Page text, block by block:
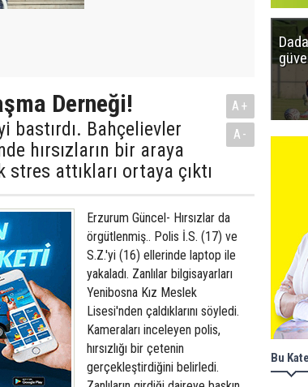
Derneği!
bastırdı. Bahçelievler
hırsızların bir araya
attıkları ortaya çıktı
A+
A-
Erzurum Güncel- Hırsızlar da
örgütlenmiş.. Polis İ.S. (17) ve
S.Z.'yi (16) ellerinde laptop ile
yakaladı. Zanlılar bilgisayarları
Yenibosna Kız Meslek
Lisesi'nden çaldıklarını söyledi.
Kameraları inceleyen polis,
hırsızlığı bir çetenin
gerçekleştirdiğini belirledi.
Bu